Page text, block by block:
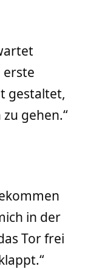
erste
gestaltet,
gehen.“
in der
Tor frei